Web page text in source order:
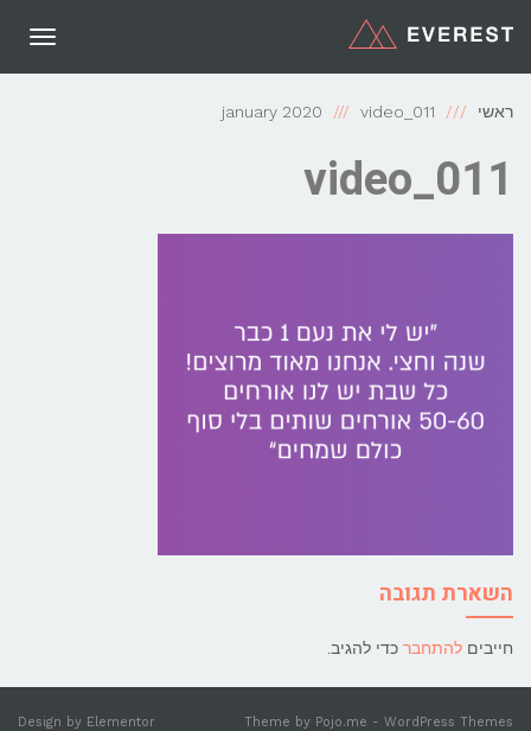
ראשי january 2020 video_011
video_011
השארת תגובה
חייבים להתחבר כדי להגיב.
Theme by Pojo.me - WordPress Themes
Design by Elementor